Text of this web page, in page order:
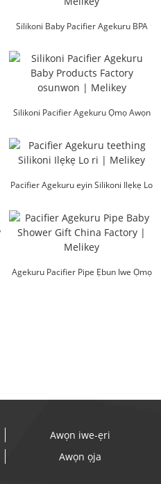
Silikoni Baby Pacifier Agekuru BPA
Silikoni Pacifier Agekuru Ọmọ Awọn
Pacifier Agekuru eyin Silikoni Ilẹkẹ Lo
Agekuru Pacifier Pipe Ẹbun Iwe Ọmọ
Awọn iwe-ẹri
Awọn ọja